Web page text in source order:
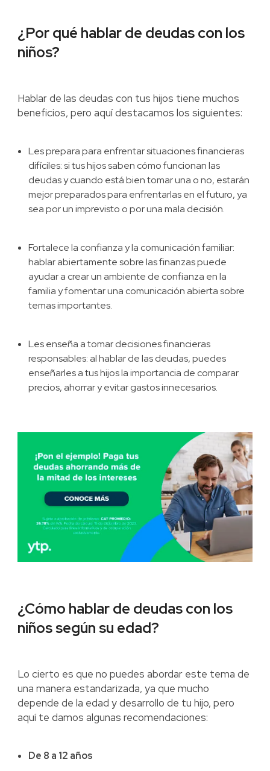
¿Por qué hablar de deudas con los
niños?
Hablar de las deudas con tus hijos tiene muchos
beneficios, pero aquí destacamos los siguientes:
Les prepara para enfrentar situaciones financieras
difíciles: si tus hijos saben cómo funcionan las
deudas y cuando está bien tomar una o no, estarán
mejor preparados para enfrentarlas en el futuro, ya
sea por un imprevisto o por una mala decisión.
Fortalece la confianza y la comunicación familiar:
hablar abiertamente sobre las finanzas puede
ayudar a crear un ambiente de confianza en la
familia y fomentar una comunicación abierta sobre
temas importantes.
Les enseña a tomar decisiones financieras
responsables: al hablar de las deudas, puedes
enseñarles a tus hijos la importancia de comparar
precios, ahorrar y evitar gastos innecesarios.
¿Cómo hablar de deudas con los
niños según su edad?
Lo cierto es que no puedes abordar este tema de
una manera estandarizada, ya que mucho
depende de la edad y desarrollo de tu hijo, pero
aquí te damos algunas recomendaciones:
De 8 a 12 años